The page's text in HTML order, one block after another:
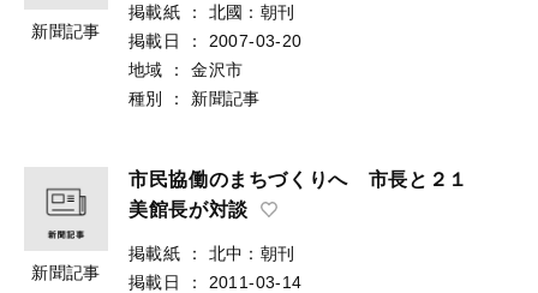
新聞記事
掲載紙 ：
北國：朝刊
掲載日
：
2007-03-20
地域
：
金沢市
種別
： 新聞記事
新聞記事
市民協働のまちづくりへ 市長と２１
美館長が対談
掲載紙 ：
北中：朝刊
掲載日
：
2011-03-14